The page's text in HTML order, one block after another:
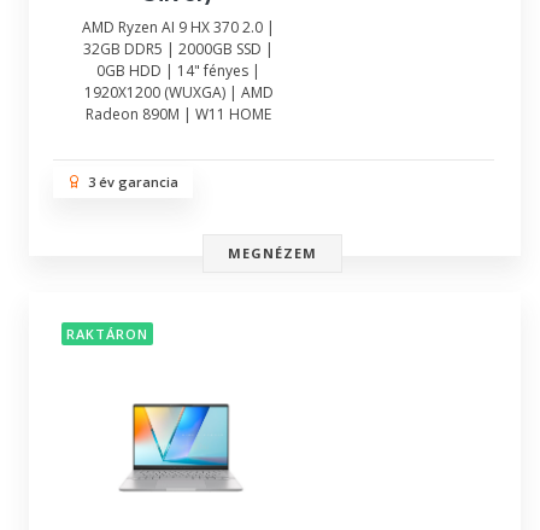
AMD Ryzen AI 9 HX 370 2.0 |
32GB DDR5 | 2000GB SSD |
0GB HDD | 14" fényes |
1920X1200 (WUXGA) | AMD
Radeon 890M | W11 HOME
3 év garancia
MEGNÉZEM
RAKTÁRON